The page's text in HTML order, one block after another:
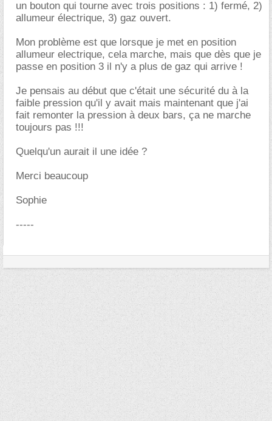
un bouton qui tourne avec trois positions : 1) fermé, 2)
allumeur électrique, 3) gaz ouvert.
Mon problème est que lorsque je met en position
allumeur electrique, cela marche, mais que dès que je
passe en position 3 il n'y a plus de gaz qui arrive !
Je pensais au début que c'était une sécurité du à la
faible pression qu'il y avait mais maintenant que j'ai
fait remonter la pression à deux bars, ça ne marche
toujours pas !!!
Quelqu'un aurait il une idée ?
Merci beaucoup
Sophie
-----